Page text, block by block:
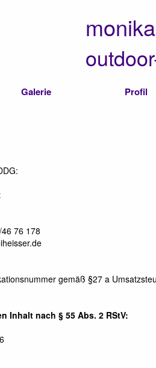
Galerie Profil
76 178
gemäß §27 a
Inhalt nach § 55 Abs. 2 RStV: